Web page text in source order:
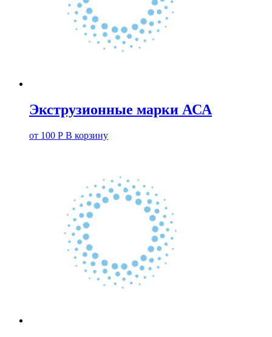
Экструзионные марки АСА
от 100 Р В корзину